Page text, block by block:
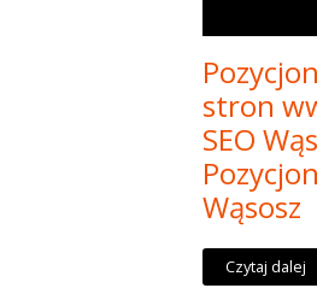
stron
SEO
Wąsosz
Czytaj dalej